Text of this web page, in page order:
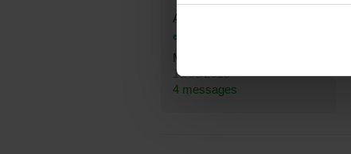
Anderlecht
Membre depuis le
15/08/2013
4 messages